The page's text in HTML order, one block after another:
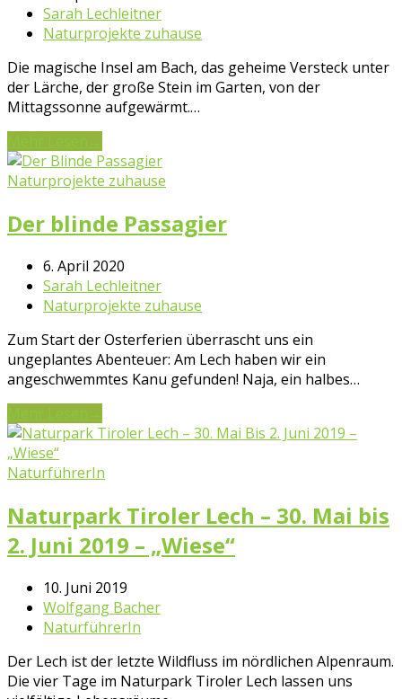
Sarah Lechleitner
Naturprojekte zuhause
Die magische Insel am Bach, das geheime Versteck unter
der Lärche, der große Stein im Garten, von der
Mittagssonne aufgewärmt.…
Naturprojekte zuhause
Der blinde Passagier
6. April 2020
Sarah Lechleitner
Naturprojekte zuhause
Zum Start der Osterferien überrascht uns ein
ungeplantes Abenteuer: Am Lech haben wir ein
angeschwemmtes Kanu gefunden! Naja, ein halbes…
NaturführerIn
Naturpark Tiroler Lech – 30. Mai bis
2. Juni 2019 – „Wiese“
10. Juni 2019
Wolfgang Bacher
NaturführerIn
Der Lech ist der letzte Wildfluss im nördlichen Alpenraum.
Die vier Tage im Naturpark Tiroler Lech lassen uns